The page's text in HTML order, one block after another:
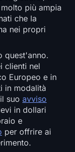
più ampia
che la
nei propri
quest'anno.
clienti nel
Europeo e in
in modalità
suo avviso
in dollari
e
per offrire ai